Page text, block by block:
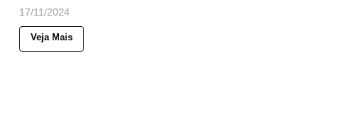
17/11/2024
Veja Mais